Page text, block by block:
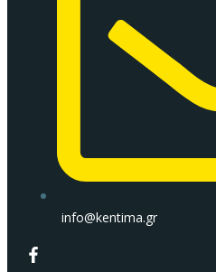
info@kentima.gr